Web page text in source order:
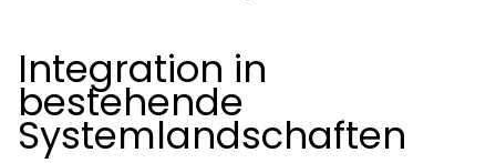
Integration in
bestehende
Systemlandschaften